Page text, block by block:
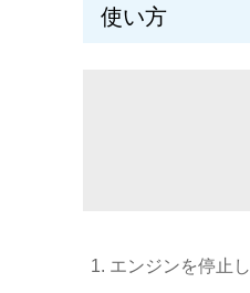
使い方
エンジンを停止